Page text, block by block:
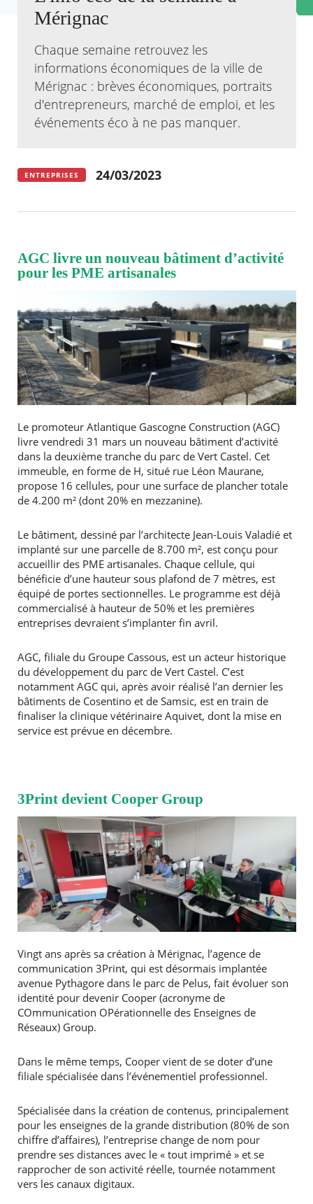
Actualités
Kiosque
Espace de services en ligne
Facebook
X Instagram
Youtube
Linkedin
Mérignac
Chaque semaine retrouvez les
informations économiques de la ville de
Mérignac : brèves économiques, portraits
d'entrepreneurs, marché de emploi, et les
événements éco à ne pas manquer.
ENTREPRISES 24/03/2023
AGC livre un nouveau bâtiment d’activité
pour les PME artisanales
Le promoteur Atlantique Gascogne Construction (AGC)
livre vendredi 31 mars un nouveau bâtiment d’activité
dans la deuxième tranche du parc de Vert Castel. Cet
immeuble, en forme de H, situé rue Léon Maurane,
propose 16 cellules, pour une surface de plancher totale
de 4.200 m² (dont 20% en mezzanine).
Le bâtiment, dessiné par l’architecte Jean-Louis Valadié et
implanté sur une parcelle de 8.700 m², est conçu pour
accueillir des PME artisanales. Chaque cellule, qui
bénéficie d’une hauteur sous plafond de 7 mètres, est
équipé de portes sectionnelles. Le programme est déjà
commercialisé à hauteur de 50% et les premières
entreprises devraient s’implanter fin avril.
AGC, filiale du Groupe Cassous, est un acteur historique
du développement du parc de Vert Castel. C’est
notamment AGC qui, après avoir réalisé l’an dernier les
bâtiments de Cosentino et de Samsic, est en train de
finaliser la clinique vétérinaire Aquivet, dont la mise en
service est prévue en décembre.
3Print devient Cooper Group
Vingt ans après sa création à Mérignac, l’agence de
communication 3Print, qui est désormais implantée
avenue Pythagore dans le parc de Pelus, fait évoluer son
identité pour devenir Cooper (acronyme de
COmmunication OPérationnelle des Enseignes de
Réseaux) Group.
Dans le même temps, Cooper vient de se doter d’une
filiale spécialisée dans l’événementiel professionnel.
Spécialisée dans la création de contenus, principalement
pour les enseignes de la grande distribution (80% de son
chiffre d’affaires), l’entreprise change de nom pour
prendre ses distances avec le « tout imprimé » et se
rapprocher de son activité réelle, tournée notamment
vers les canaux digitaux.